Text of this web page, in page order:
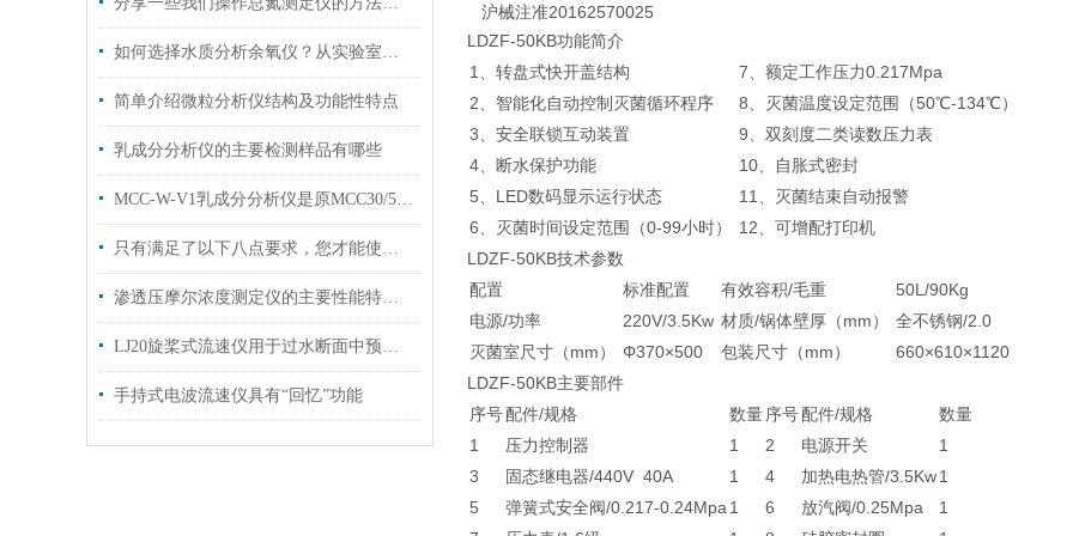
如何选择水质分析余氧仪？从实验室到工业场景的选型差异分析
简单介绍微粒分析仪结构及功能性特点
乳成分分析仪的主要检测样品有哪些
MCC-W-V1乳成分分析仪是原MCC30/50SEC升级版
只有满足了以下八点要求，您才能使用微生物采样箱进行取样
渗透压摩尔浓度测定仪的主要性能特点有哪些
LJ20旋桨式流速仪用于过水断面中预定测点的时段平均流速的测量
手持式电波流速仪具有“回忆”功能
沪械注准20162570025
LDZF-50KB功能简介
1、转盘式快开盖结构
7、额定工作压力0.217Mpa
2、智能化自动控制灭菌循环程序
8、灭菌温度设定范围（50℃-134℃）
3、安全联锁互动装置
9、双刻度二类读数压力表
4、断水保护功能
10、自胀式密封
5、LED数码显示运行状态
11、灭菌结束自动报警
6、灭菌时间设定范围（0-99小时）
12、可增配打印机
LDZF-50KB技术参数
配置
标准配置 有效容积/毛重
50L/90Kg
电源/功率
220V/3.5Kw 材质/锅体壁厚（mm）
全不锈钢/2.0
灭菌室尺寸（mm）
Φ370×500 包装尺寸（mm）
660×610×1120
LDZF-50KB主要部件
序号配件/规格 数量序号配件/规格
数量
1
压力控制器 1 2 电源开关
1
3
固态继电器/440V 40A 1 4 加热电热管/3.5Kw1
5
弹簧式安全阀/0.217-0.24Mpa 1 6 放汽阀/0.25Mpa
1